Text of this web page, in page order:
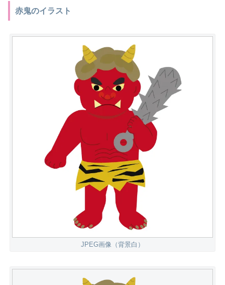
赤鬼のイラスト
JPEG画像（背景白）